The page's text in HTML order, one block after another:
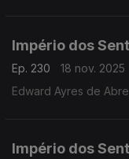
Império dos
Ep. 230
18 nov. 2025
Edward Ayres de
Império dos